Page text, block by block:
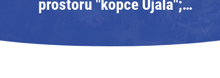
Formuláře ke stažení
PRO TURISTY
prostoru "kopce Ujala";